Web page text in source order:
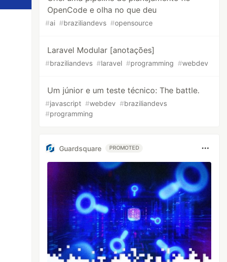
OpenCode e olha no que deu
#ai #braziliandevs #opensource
Laravel Modular [anotações]
#braziliandevs #laravel #programming #webdev
Um júnior e um teste técnico: The battle.
#javascript #webdev #braziliandevs
#programming
Guardsquare PROMOTED